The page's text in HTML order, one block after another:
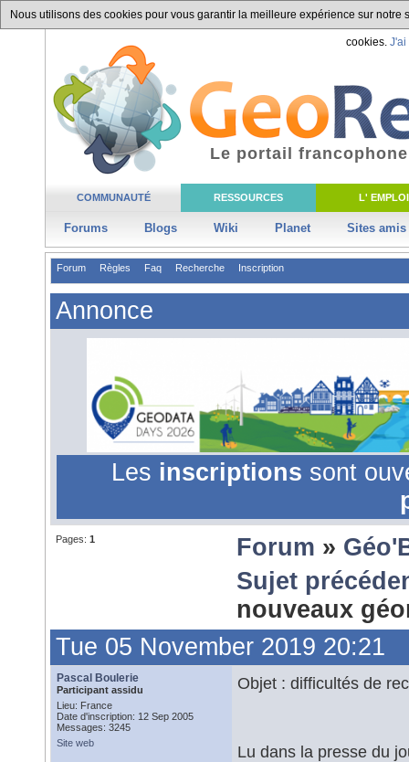
Nous utilisons des cookies pour vous garantir la meilleure expérience sur
cookies. J'ai
COMMUNAUTÉ RESSOURCES L' EMPLOI
Forums Blogs Wiki Planet Sites amis
Le portail
Forum Règles Faq Recherche Inscription
Annonce
Les inscriptions sont
Pages: 1 Forum »
Sujet
nouveaux
Tue 05 November 2019 20:21
Pascal Boulerie
Participant assidu
Lieu: France
Date d'inscription: 12 Sep 2005
Messages: 3245
Site web
Objet : difficultés de
Lu dans la presse du